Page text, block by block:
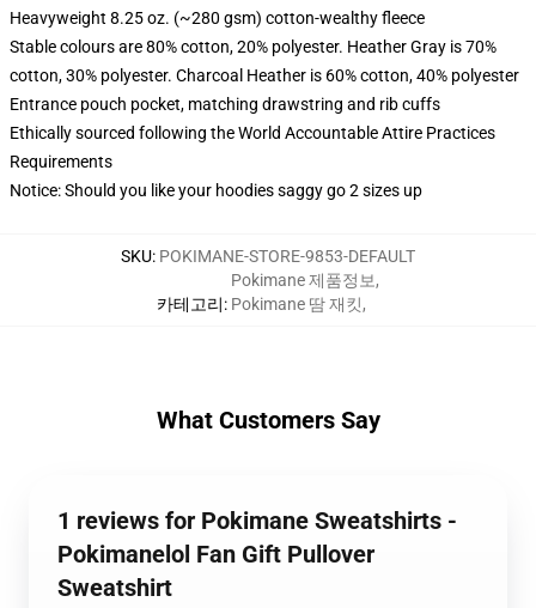
Heavyweight 8.25 oz. (~280 gsm) cotton-wealthy fleece
Stable colours are 80% cotton, 20% polyester. Heather Gray is 70%
cotton, 30% polyester. Charcoal Heather is 60% cotton, 40% polyester
Entrance pouch pocket, matching drawstring and rib cuffs
Ethically sourced following the World Accountable Attire Practices
Requirements
Notice: Should you like your hoodies saggy go 2 sizes up
SKU: POKIMANE-STORE-9853-DEFAULT
카테고리:
Pokimane 제품정보,
Pokimane 땀 재킷,
What Customers Say
1 reviews for Pokimane Sweatshirts -
Pokimanelol Fan Gift Pullover
Sweatshirt